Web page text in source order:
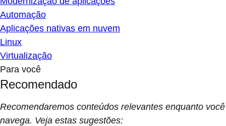
Automação
Aplicações nativas em nuvem
Linux
Virtualização
Para você
Recomendado
Recomendaremos conteúdos relevantes enquanto você
navega. Veja estas sugestões: